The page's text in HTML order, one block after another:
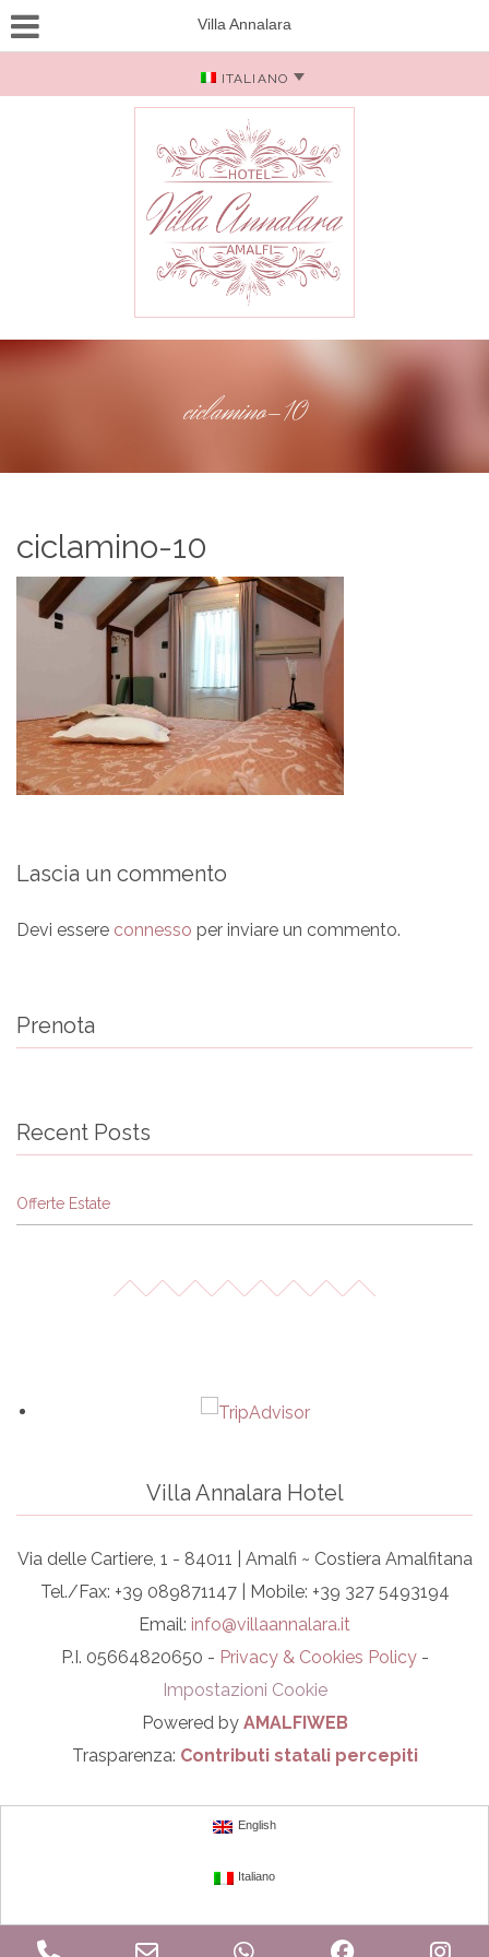
Villa Annalara
ITALIANO
ciclamino-10
ciclamino-10
Lascia un commento
Devi essere connesso per inviare un commento.
Prenota
Recent Posts
Offerte Estate
Villa Annalara Hotel
Via delle Cartiere, 1 - 84011 | Amalfi ~ Costiera Amalfitana
Tel./Fax: +39 089871147 | Mobile: +39 327 5493194
Email: info@villaannalara.it
P.I. 05664820650 - Privacy & Cookies Policy-
Impostazioni Cookie
Powered by AMALFIWEB
Trasparenza: Contributi statali percepiti
WhatsApp Facebook
English
Italiano